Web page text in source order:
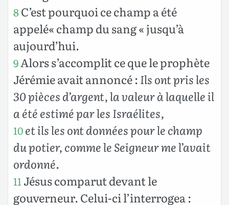
8C’est pourquoi ce champ a été
appelé« champ du sang « jusqu’à
aujourd’hui.
9Alors s’accomplit ce que le prophète
Jérémie avait annoncé :Ils ont pris les
30 pièces d’argent, la valeur à laquelle il
a été estimé par les Israélites,
10et ils les ont données pour le champ
du potier, comme le Seigneur me l’avait
ordonné.
11 Jésus comparut devant le
gouverneur. Celui-ci l’interrogea :